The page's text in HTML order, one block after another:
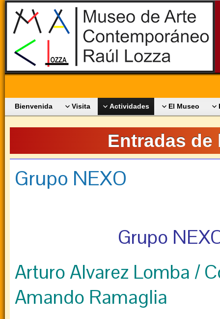
Bienvenida Visita Actividades El Museo
Entradas
Grupo NEXO
Grupo
Arturo Alvarez Lomba /
Amando Ramaglia